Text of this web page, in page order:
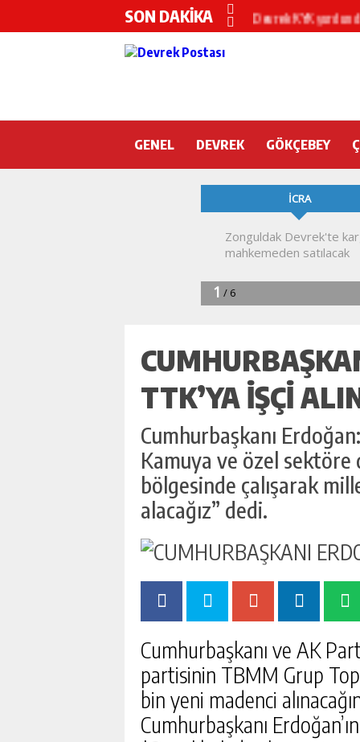
SON DAKİKA
Devrek KYK
DEVREK’TE
Devrek Engelsiz
DEVREK
GENEL DEVREK GÖKÇEBEY
TTK’YA İŞÇİ
Cumhurbaşkanı
Kamuya ve özel sektöre
bölgesinde çalışarak
alacağız” dedi.
Cumhurbaşkanı ve AK
partisinin TBMM Grup
bin yeni madenci
Cumhurbaşkanı